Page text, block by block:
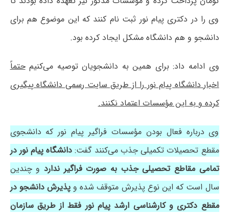
وی را در دکتری پیام نور ثبت نام کنند که این موضوع هم برای
دانشجو و هم دانشگاه مشکل ایجاد کرده بود.
وی ادامه داد: برای همین به دانشجویان توصیه می‌کنیمحتماً
اخبار دانشگاه پیام نور را از طریق سایت رسمی دانشگاه پیگیری
کرده و به این مؤسسات اعتماد نکنند.
وی درباره فعال بودن مؤسسات فراگیر پیام نور که دانشجوی
مقطع تحصیلات تکمیلی جذب می‌کنند گفت: دانشگاه پیام نور در
تمامی مقاطع تحصیلی جذب به صورت فراگیر ندارد و چندین
سال است که این نوع پذیرش متوقف شده وپذیرش دانشجو در
مقطع دکتری و کارشناسی ارشد پیام نور فقط از طریق سازمان